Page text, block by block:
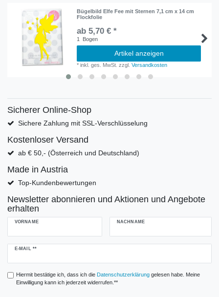
Bügelbild Elfe Fee mit Sternen 7,1 cm x 14 cm
Flockfolie
ab 5,70 € *
1 Bogen
Artikel anzeigen
*inkl. ges. MwSt. zzgl.Versandkosten
Sicherer Online-Shop
Sichere Zahlung mit SSL-Verschlüsselung
Kostenloser Versand
ab € 50,- (Österreich und Deutschland)
Made in Austria
Top-Kundenbewertungen
Newsletter abonnieren und Aktionen und Angebote
erhalten
VORNAME NACHNAME
E-MAIL **
Newsletter
Hiermit bestätige ich, dass ich die Daten­schutz­erklärunggelesen habe. Meine
Einwilligung kann ich jederzeit widerrufen.**